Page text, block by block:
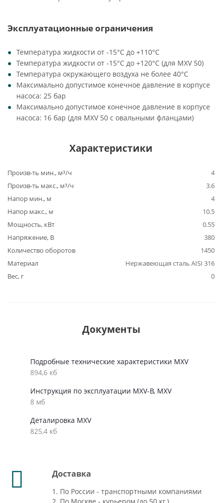
Эксплуатационные ограничения
Температура жидкости от -15°C до +110°C
Температура жидкости от -15°C до +120°C (для MXV 50)
Температура окружающего воздуха не более 40°C
Максимально допустимое конечное давление в корпусе
насоса: 25 бар
Максимально допустимое конечное давление в корпусе
насоса: 16 бар (для MXV 50 с овальными фланцами)
Характеристики
Произв-ть мин., м³/ч
4
Произв-ть макс., м³/ч
3.6
Напор мин., м
4
Напор макс., м
10.5
Мощность, кВт
0.55
Напряжение, В
380
Количество оборотов
1450
Материал
Нержавеющая сталь AISI 316
Вес, г
0
Документы
Подробные технические характеристики MXV
894,6 кб
Инструкция по эксплуатации MXV-B, MXV
8 мб
Деталировка MXV
825,4 кб
Доставка
1. По России - транспортными компаниями